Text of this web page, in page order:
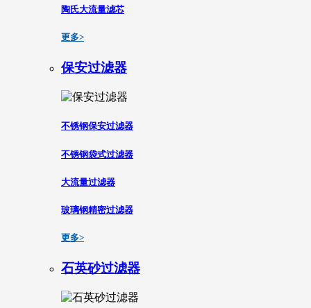
陶氏大流量滤芯
更多>
保安过滤器
不锈钢保安过滤器
不锈钢袋式过滤器
大流量过滤器
玻璃钢精密过滤器
更多>
石英砂过滤器